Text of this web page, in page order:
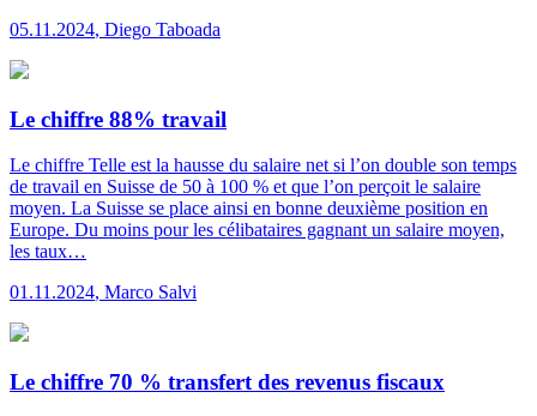
05.11.2024, Diego Taboada
Le chiffre 88% travail
Le chiffre Telle est la hausse du salaire net si l’on double son temps
de travail en Suisse de 50 à 100 % et que l’on perçoit le salaire
moyen. La Suisse se place ainsi en bonne deuxième position en
Europe. Du moins pour les célibataires gagnant un salaire moyen,
les taux…
01.11.2024, Marco Salvi
Le chiffre 70 % transfert des revenus fiscaux